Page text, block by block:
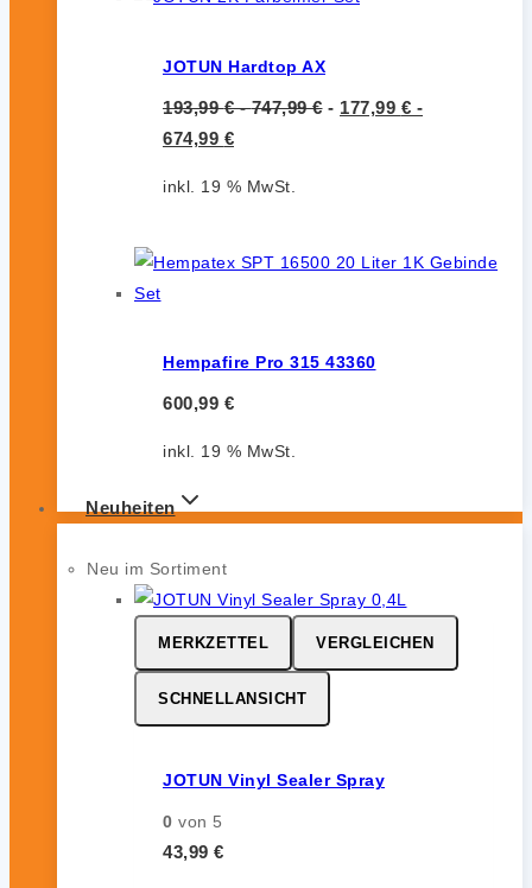
JOTUN Hardtop AX
193,99€-747,99€- 177,99 € -
674,99 €
inkl. 19 % MwSt.
Hempafire Pro 315 43360
600,99 €
inkl. 19 % MwSt.
Neuheiten
Neu im Sortiment
MERKZETTEL VERGLEICHEN
SCHNELLANSICHT
JOTUN Vinyl Sealer Spray
0 von 5
43,99 €